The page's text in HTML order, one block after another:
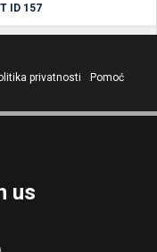
ID 157
privatnosti
Pomoć
us
nas